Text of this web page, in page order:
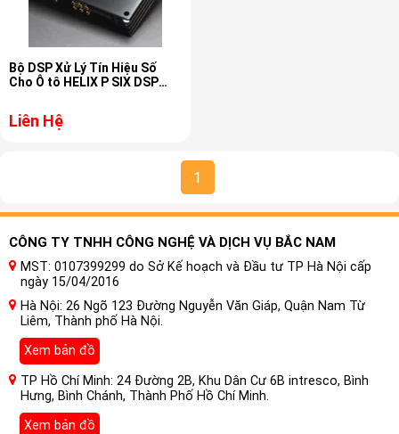
Bộ DSP Xử Lý Tín Hiệu Số
Cho Ô tô HELIX P SIX DSP
Liên Hệ
1
CÔNG TY TNHH CÔNG NGHỆ VÀ DỊCH VỤ BẮC NAM
MST: 0107399299 do Sở Kế hoạch và Đầu tư TP Hà Nội cấp
ngày 15/04/2016
Hà Nội: 26 Ngõ 123 Đường Nguyễn Văn Giáp, Quận Nam Từ
Liêm, Thành phố Hà Nội.
Xem bản đồ
TP Hồ Chí Minh: 24 Đường 2B, Khu Dân Cư 6B intresco, Bình
Hưng, Bình Chánh, Thành Phố Hồ Chí Minh.
Xem bản đồ